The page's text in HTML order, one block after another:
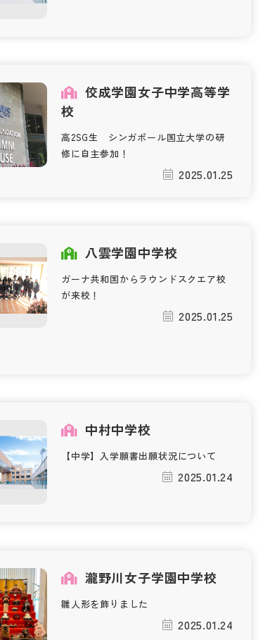
佼成学園女子中学高等学
校
高2SG生 シンガポール国立大学の研
修に自主参加！
2025.01.25
八雲学園中学校
ガーナ共和国からラウンドスクエア校
が来校！
2025.01.25
中村中学校
【中学】入学願書出願状況について
2025.01.24
瀧野川女子学園中学校
雛人形を飾りました
2025.01.24